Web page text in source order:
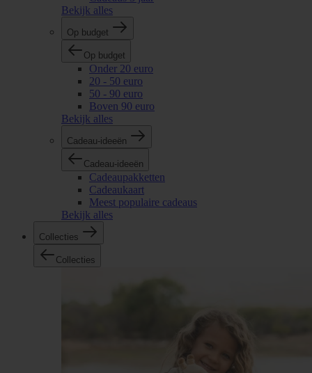
Bekijk alles
Op budget
Op budget
Onder 20 euro
20 - 50 euro
50 - 90 euro
Boven 90 euro
Bekijk alles
Cadeau-ideeën
Cadeau-ideeën
Cadeaupakketten
Cadeaukaart
Meest populaire cadeaus
Bekijk alles
Collecties
Collecties